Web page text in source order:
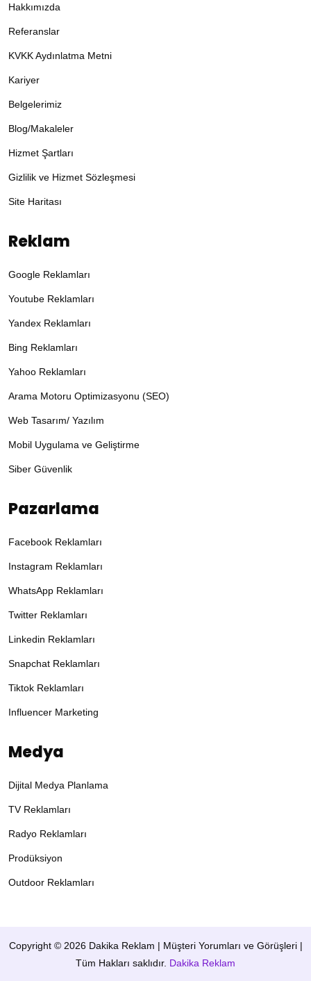
Hakkımızda
Referanslar
KVKK Aydınlatma Metni
Kariyer
Belgelerimiz
Blog/Makaleler
Hizmet Şartları
Gizlilik ve Hizmet Sözleşmesi
Site Haritası
Reklam
Google Reklamları
Youtube Reklamları
Yandex Reklamları
Bing Reklamları
Yahoo Reklamları
Arama Motoru Optimizasyonu (SEO)
Web Tasarım/ Yazılım
Mobil Uygulama ve Geliştirme
Siber Güvenlik
Pazarlama
Facebook Reklamları
Instagram Reklamları
WhatsApp Reklamları
Twitter Reklamları
Linkedin Reklamları
Snapchat Reklamları
Tiktok Reklamları
Influencer Marketing
Medya
Dijital Medya Planlama
TV Reklamları
Radyo Reklamları
Prodüksiyon
Outdoor Reklamları
Copyright © 2026 Dakika Reklam | Müşteri Yorumları ve Görüşleri |
Tüm Hakları saklıdır. Dakika Reklam